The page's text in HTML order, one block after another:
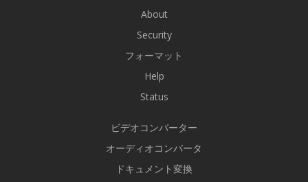
About
Security
フォーマット
Help
Status
ビデオコンバーター
オーディオコンバータ
ドキュメント変換